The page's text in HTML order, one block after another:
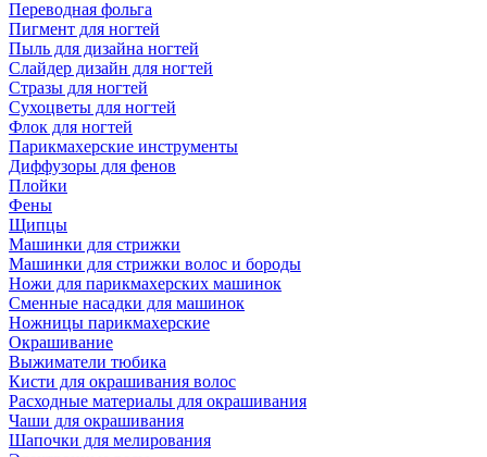
Переводная фольга
Пигмент для ногтей
Пыль для дизайна ногтей
Слайдер дизайн для ногтей
Стразы для ногтей
Сухоцветы для ногтей
Флок для ногтей
Парикмахерские инструменты
Диффузоры для фенов
Плойки
Фены
Щипцы
Машинки для стрижки
Машинки для стрижки волос и бороды
Ножи для парикмахерских машинок
Сменные насадки для машинок
Ножницы парикмахерские
Окрашивание
Выжиматели тюбика
Кисти для окрашивания волос
Расходные материалы для окрашивания
Чаши для окрашивания
Шапочки для мелирования